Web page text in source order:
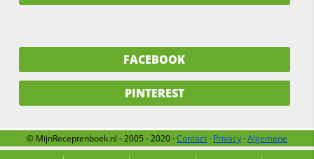
FACEBOOK
PINTEREST
© MijnReceptenboek.nl - 2005 - 2020 ·Contact · Privacy ·Algemene
voorwaarden
Over ons